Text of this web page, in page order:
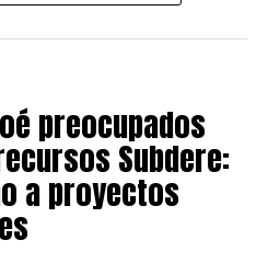
preocupados
Subdere:
a proyectos